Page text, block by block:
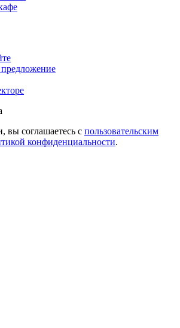
вы соглашаетесь с пользовательским
конфиденциальности.